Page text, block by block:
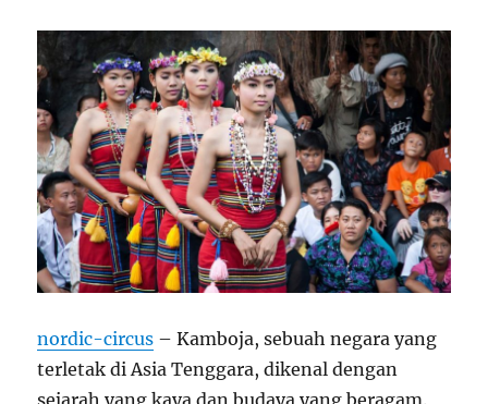
nordic-circus – Kamboja, sebuah negara yang
terletak di Asia Tenggara, dikenal dengan
sejarah yang kaya dan budaya yang beragam.